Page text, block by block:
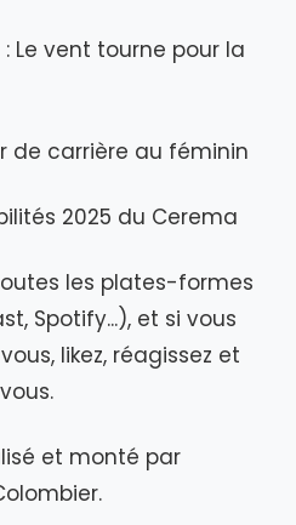
Le vent tourne pour la
de carrière au féminin
2025 du Cerema
les plates-formes
Spotify...), et si vous
likez, réagissez et
et monté par